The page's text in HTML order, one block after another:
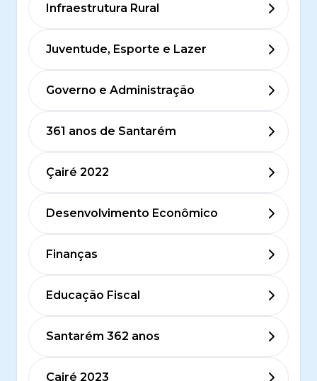
Infraestrutura Rural
Juventude, Esporte e Lazer
Governo e Administração
361 anos de Santarém
Çairé 2022
Desenvolvimento Econômico
Finanças
Educação Fiscal
Santarém 362 anos
Çairé 2023